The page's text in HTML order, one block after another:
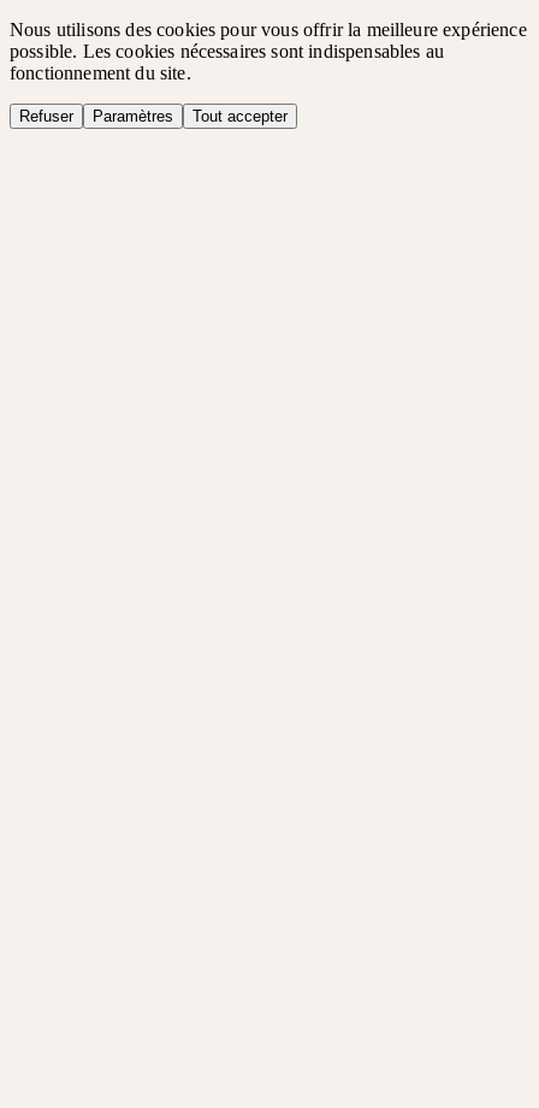
Nous utilisons des cookies pour vous offrir la meilleure expérience
possible. Les cookies nécessaires sont indispensables au
fonctionnement du site.
Refuser Paramètres Tout accepter